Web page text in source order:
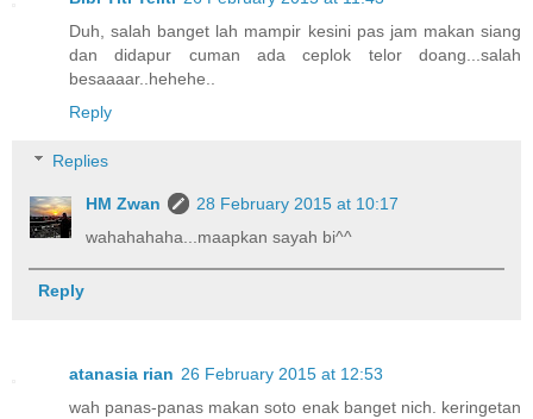
Duh, salah banget lah mampir kesini pas jam makan siang
dan didapur cuman ada ceplok telor doang...salah
besaaaar..hehehe..
Reply
Replies
HM Zwan
28 February 2015 at 10:17
wahahahaha...maapkan sayah bi^^
Reply
atanasia rian 26 February 2015 at 12:53
wah panas-panas makan soto enak banget nich. keringetan